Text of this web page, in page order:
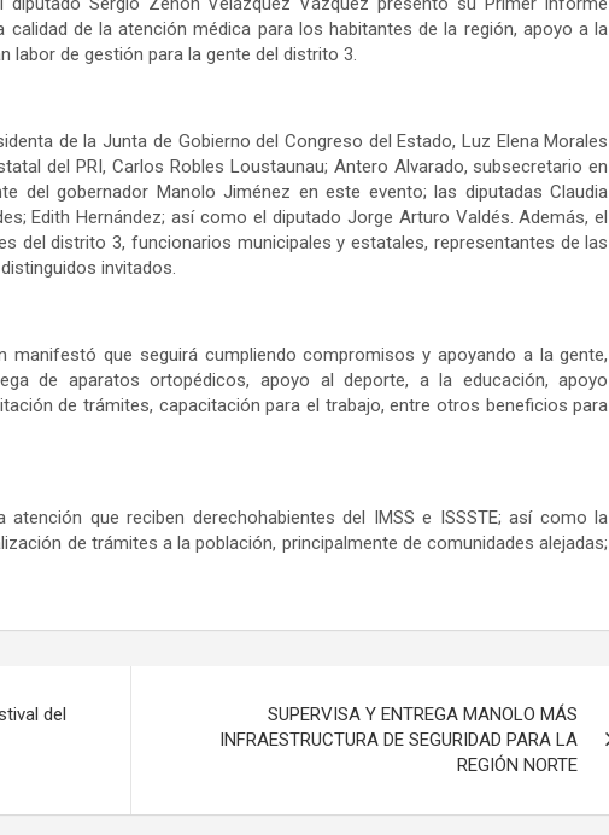
de la atención médica para los habitantes de la región, apoyo a la
labor de gestión para la gente del distrito 3.
de la Junta de Gobierno del Congreso del Estado, Luz Elena Morales
del PRI, Carlos Robles Loustaunau; Antero Alvarado, subsecretario en
del gobernador Manolo Jiménez en este evento; las diputadas Claudia
Edith Hernández; así como el diputado Jorge Arturo Valdés. Además, el
del distrito 3, funcionarios municipales y estatales, representantes de las
invitados.
manifestó que seguirá cumpliendo compromisos y apoyando a la gente,
de aparatos ortopédicos, apoyo al deporte, a la educación, apoyo
de trámites, capacitación para el trabajo, entre otros beneficios para
que reciben derechohabientes del IMSS e ISSSTE; así como la
de trámites a la población, principalmente de comunidades alejadas;
del
SUPERVISA Y ENTREGA MANOLO MÁS
INFRAESTRUCTURA DE SEGURIDAD PARA LA
REGIÓN NORTE